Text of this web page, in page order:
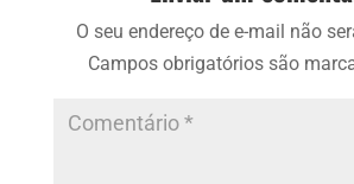
O seu endereço de e-mail não
Campos obrigatórios são